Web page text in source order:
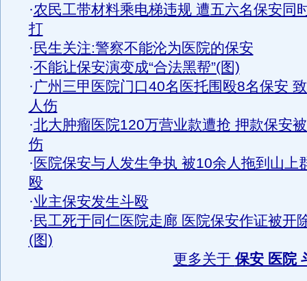
·农民工带材料乘电梯违规 遭五六名保安同
打
·民生关注:警察不能沦为医院的保安
·不能让保安演变成“合法黑帮”(图)
·广州三甲医院门口40名医托围殴8名保安
人伤
·北大肿瘤医院120万营业款遭抢 押款保安
伤
·医院保安与人发生争执 被10余人拖到山上
殴
·业主保安发生斗殴
·民工死于同仁医院走廊 医院保安作证被开
(图)
更多关于保安 医院